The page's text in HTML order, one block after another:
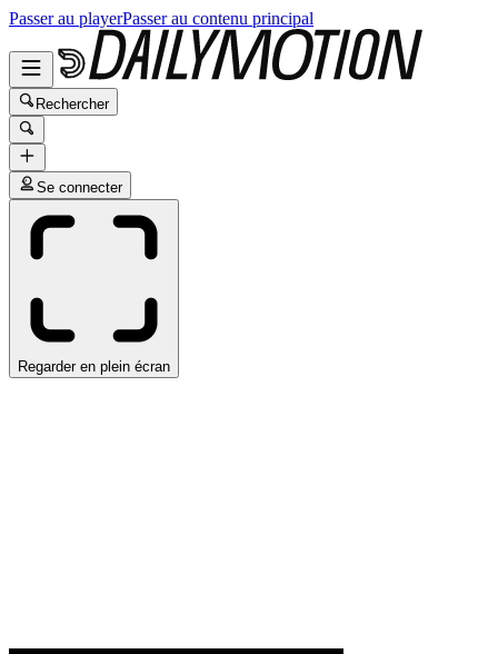
Passer au playerPasser au contenu principal
Rechercher
Se connecter
Regarder en plein écran